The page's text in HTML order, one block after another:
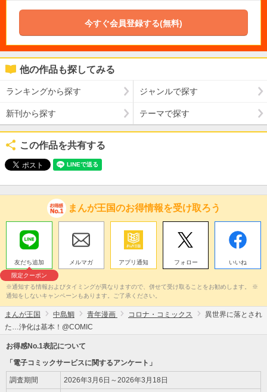
今すぐ会員登録する(無料)
他の作品も探してみる
ランキングから探す ジャンルで探す
新刊から探す テーマで探す
この作品を共有する
まんが王国のお得情報を受け取ろう
友だち追加
限定クーポン
メルマガ アプリ通知 フォロー いいね
※通知する情報およびタイミングが異なりますので、併せて受け取ることをお勧めします。 ※
通知をしないキャンペーンもあります。ご了承ください。
まんが王国 中島鯛 青年漫画 コロナ・コミックス
異世界に落とされ
た…浄化は基本！@COMIC
お得感No.1表記について
「電子コミックサービスに関するアンケート」
調査期間 2026年3月6日～2026年3月18日